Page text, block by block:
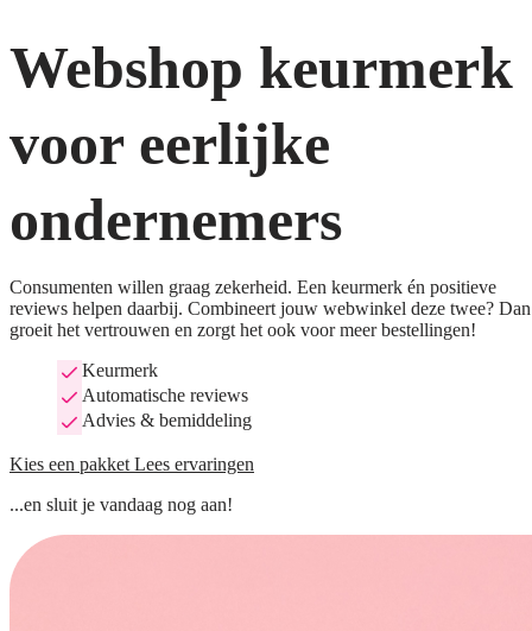
Webshop keurmerk
voor eerlijke
ondernemers
Consumenten willen graag zekerheid. Een keurmerk én positieve
reviews helpen daarbij. Combineert jouw webwinkel deze twee? Dan
groeit het vertrouwen en zorgt het ook voor meer bestellingen!
Keurmerk
Automatische reviews
Advies & bemiddeling
Kies een pakket Lees ervaringen
...en sluit je vandaag nog aan!